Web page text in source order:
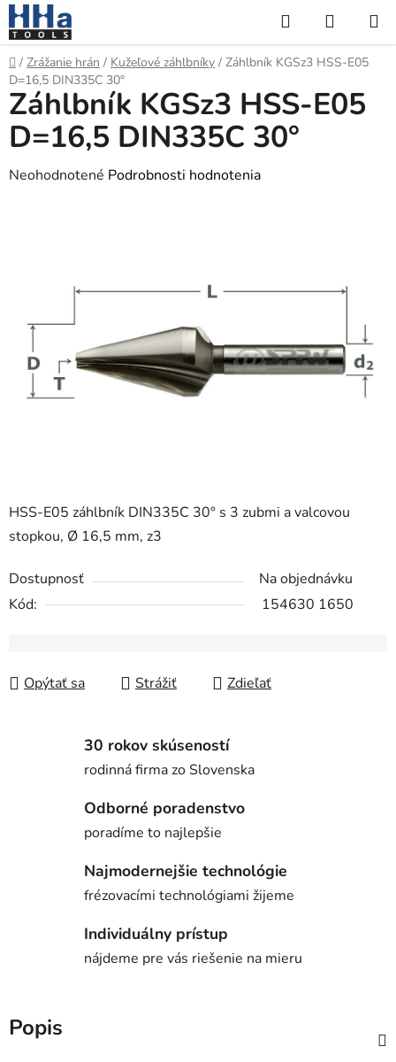
Prejsť
na
obsah
Hľadať
KOŠÍK
Domov
/ Zrážanie hrán / Kužeľové záhlbníky / Záhlbník KGSz3 HSS-E05
D=16,5 DIN335C 30°
HSS-E05 záhlbník DIN335C 30° s 3 zubmi a valcovou
stopkou, Ø 16,5 mm, z3
Dostupnosť
Na objednávku
Kód:
154630 1650
Opýtať sa Strážiť Zdieľať
Záhlbník KGSz3 HSS-E05
D=16,5 DIN335C 30°
Priemerné
Neohodnotené Podrobnosti hodnotenia
30 rokov skúseností
rodinná firma zo Slovenska
Odborné poradenstvo
poradíme to najlepšie
Najmodernejšie technológie
frézovacími technológiami žijeme
Individuálny prístup
nájdeme pre vás riešenie na mieru
Popis